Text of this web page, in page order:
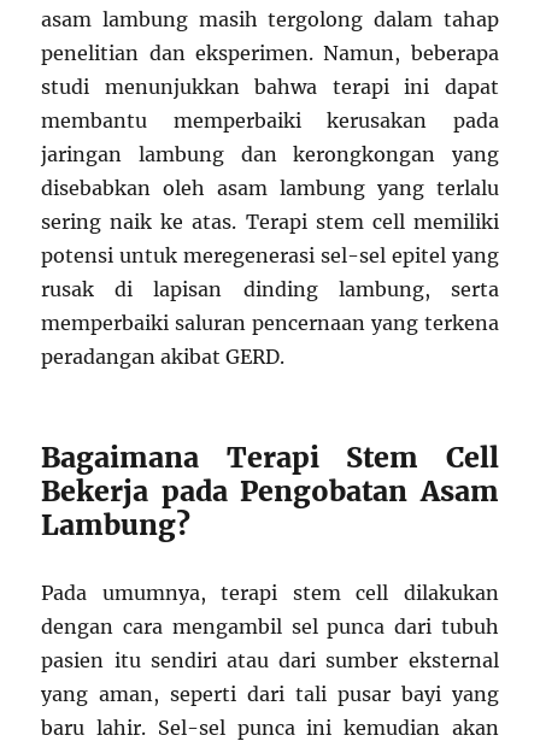
asam lambung masih tergolong dalam tahap
penelitian dan eksperimen. Namun, beberapa
studi menunjukkan bahwa terapi ini dapat
membantu memperbaiki kerusakan pada
jaringan lambung dan kerongkongan yang
disebabkan oleh asam lambung yang terlalu
sering naik ke atas. Terapi stem cell memiliki
potensi untuk meregenerasi sel-sel epitel yang
rusak di lapisan dinding lambung, serta
memperbaiki saluran pencernaan yang terkena
peradangan akibat GERD.
Bagaimana Terapi Stem Cell
Bekerja pada Pengobatan Asam
Lambung?
Pada umumnya, terapi stem cell dilakukan
dengan cara mengambil sel punca dari tubuh
pasien itu sendiri atau dari sumber eksternal
yang aman, seperti dari tali pusar bayi yang
baru lahir. Sel-sel punca ini kemudian akan